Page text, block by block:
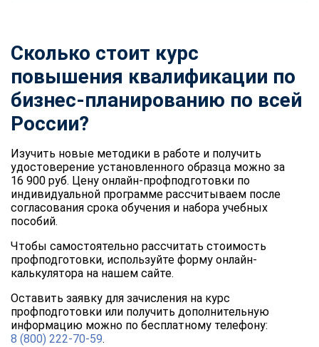
Сколько стоит курс
повышения квалификации по
бизнес-планированию по всей
России?
Изучить новые методики в работе и получить
удостоверение установленного образца можно за
16 900 руб. Цену онлайн-профподготовки по
индивидуальной программе рассчитываем после
согласования срока обучения и набора учебных
пособий.
Чтобы самостоятельно рассчитать стоимость
профподготовки, используйте форму онлайн-
калькулятора на нашем сайте.
Оставить заявку для зачисления на курс
профподготовки или получить дополнительную
информацию можно по бесплатному телефону:
8 (800) 222-70-59.